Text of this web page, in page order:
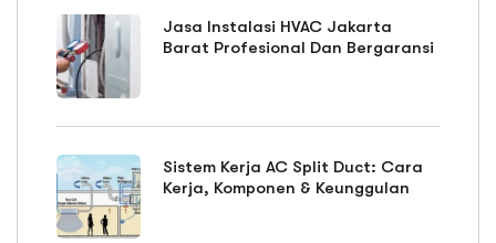
Jasa Instalasi HVAC Jakarta
Barat Profesional Dan Bergaransi
Sistem Kerja AC Split Duct: Cara
Kerja, Komponen & Keunggulan